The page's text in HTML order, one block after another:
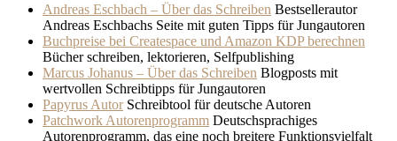
Andreas Eschbach – Über das Schreiben Bestsellerautor
Andreas Eschbachs Seite mit guten Tipps für Jungautoren
Buchpreise bei Createspace und Amazon KDP berechnen
Bücher schreiben, lektorieren, Selfpublishing
Marcus Johanus – Über das Schreiben Blogposts mit
wertvollen Schreibtipps für Jungautoren
Papyrus AutorSchreibtool für deutsche Autoren
Patchwork Autorenprogramm Deutschsprachiges
Autorenprogramm, das eine noch breitere Funktionsvielfalt